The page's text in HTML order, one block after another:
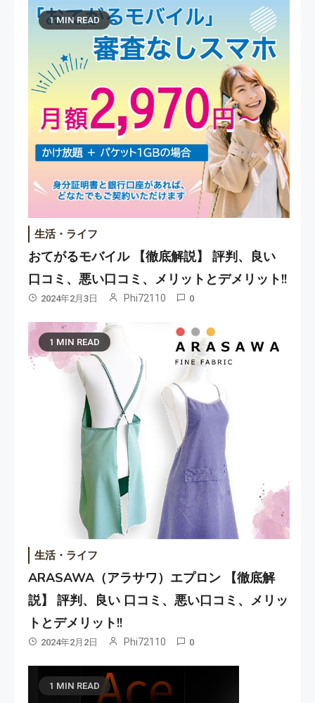
1 MIN READ
生活・ライフ
おてがるモバイル 【徹底解説】 評判、良い
口コミ、悪い口コミ、メリットとデメリット!!
2024年2月3日 Phi72110 0
1 MIN READ
生活・ライフ
ARASAWA（アラサワ）エプロン 【徹底解
説】 評判、良い 口コミ、悪い口コミ、メリッ
トとデメリット!!
2024年2月2日 Phi72110 0
1 MIN READ